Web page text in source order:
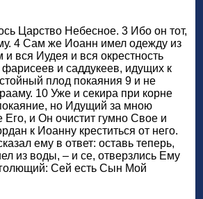
Царство Небесное. 3 Ибо он тот,
4 Сам же Иоанн имел одежду из
вся Иудея и вся окрестность
и саддукеев, идущих к
плод покаяния 9 и не
10 Уже и секира при корне
но Идущий за мною
Его, и Он очистит гумно Свое и
к Иоанну креститься от него.
ему в ответ: оставь теперь,
из воды, – и се, отверзлись Ему
Сей есть Сын Мой